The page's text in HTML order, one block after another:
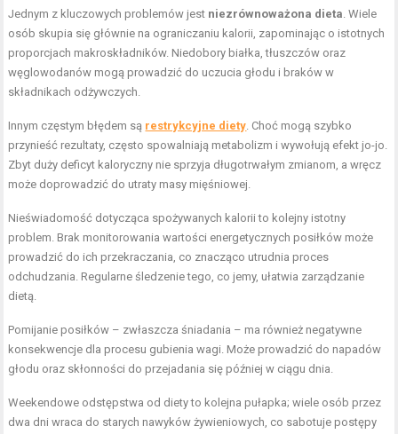
Jednym z kluczowych problemów jest niezrównoważona dieta. Wiele
osób skupia się głównie na ograniczaniu kalorii, zapominając o istotnych
proporcjach makroskładników. Niedobory białka, tłuszczów oraz
węglowodanów mogą prowadzić do uczucia głodu i braków w
składnikach odżywczych.
Innym częstym błędem są restrykcyjne diety. Choć mogą szybko
przynieść rezultaty, często spowalniają metabolizm i wywołują efekt jo-jo.
Zbyt duży deficyt kaloryczny nie sprzyja długotrwałym zmianom, a wręcz
może doprowadzić do utraty masy mięśniowej.
Nieświadomość dotycząca spożywanych kalorii to kolejny istotny
problem. Brak monitorowania wartości energetycznych posiłków może
prowadzić do ich przekraczania, co znacząco utrudnia proces
odchudzania. Regularne śledzenie tego, co jemy, ułatwia zarządzanie
dietą.
Pomijanie posiłków – zwłaszcza śniadania – ma również negatywne
konsekwencje dla procesu gubienia wagi. Może prowadzić do napadów
głodu oraz skłonności do przejadania się później w ciągu dnia.
Weekendowe odstępstwa od diety to kolejna pułapka; wiele osób przez
dwa dni wraca do starych nawyków żywieniowych, co sabotuje postępy